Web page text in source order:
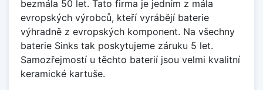
bezmála 50 let. Tato firma je jedním z mála
evropských výrobců, kteří vyrábějí baterie
výhradně z evropských komponent. Na všechny
baterie Sinks tak poskytujeme záruku 5 let.
Samozřejmostí u těchto baterií jsou velmi kvalitní
keramické kartuše.